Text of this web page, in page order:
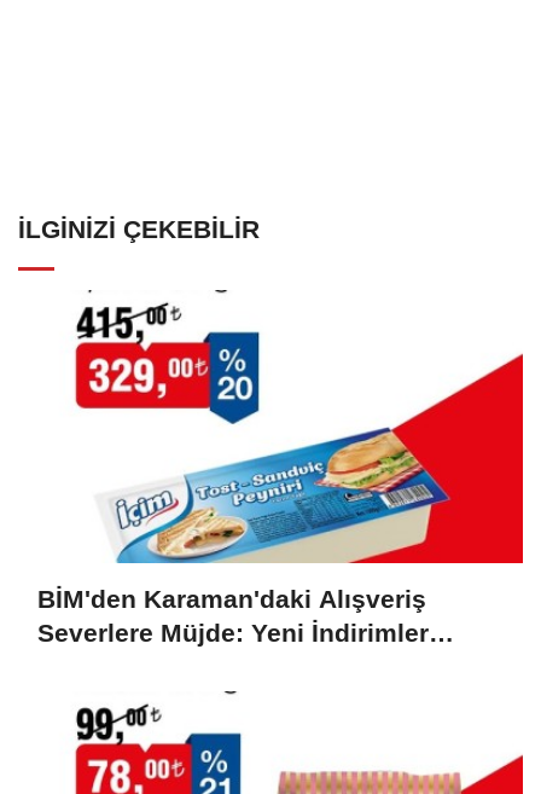
İLGINIZI ÇEKEBILIR
BİM'den Karaman'daki Alışveriş
Severlere Müjde: Yeni İndirimler